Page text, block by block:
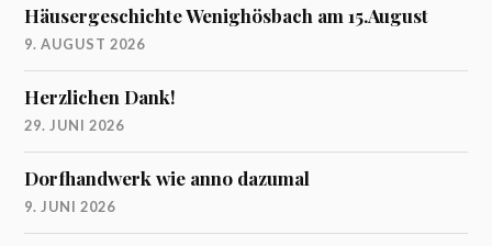
Häusergeschichte Wenighösbach am 15.August
9. AUGUST 2026
Herzlichen Dank!
29. JUNI 2026
Dorfhandwerk wie anno dazumal
9. JUNI 2026